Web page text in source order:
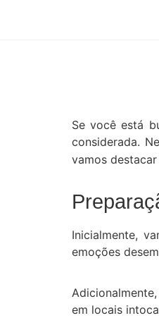
Se você está
considerada.
vamos
Inicialmente,
emoções
em locais